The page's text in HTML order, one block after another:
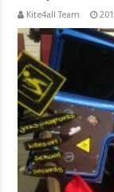
Kite4all Team